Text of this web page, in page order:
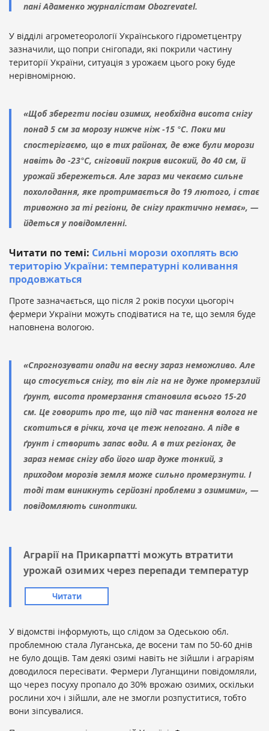
пані Адаменко журналістам Obozrevatel.
У відділі агрометеорології Українського гідрометцентру
зазначили, що попри снігопади, які покрили частину
території України, ситуація з урожаєм цього року буде
нерівномірною.
«Щоб зберегти посіви озимих, необхідна висота снігу
понад 5 см за морозу нижче ніж -15 °С. Поки ми
спостерігаємо, що в тих районах, де вже були морози
навіть до -23°C, сніговий покрив високий, до 40 см, й
урожай збережеться. Але зараз ми чекаємо сильне
похолодання, яке протримається до 19 лютого, і стає
тривожно за ті регіони, де снігу практично немає», —
йдеться у повідомленні.
Читати по темі: Сильні морози охоплять всю
територію України: температурні коливання
продовжаться
Проте зазначається, що після 2 років посухи цьогоріч
фермери України можуть сподіватися на те, що земля буде
наповнена вологою.
«Спрогнозувати опади на весну зараз неможливо. Але
що стосується снігу, то він ліг на не дуже промерзлий
ґрунт, висота промерзання становила всього 15-20
см. Це говорить про те, що під час танення волога не
скотиться в річки, хоча це теж непогано. А піде в
ґрунт і створить запас води. А в тих регіонах, де
зараз немає снігу або його шар дуже тонкий, з
приходом морозів земля може сильно промерзнути. І
тоді там виникнуть серйозні проблеми з озимими», —
повідомляють синоптики.
Аграрії на Прикарпатті можуть втратити
урожай озимих через перепади температур
Читати
У відомстві інформують, що слідом за Одеською обл.
проблемною стала Луганська, де восени там по 50-60 днів
не було дощів. Там деякі озимі навіть не зійшли і аграріям
доводилося пересівати. Фермери Луганщини повідомляли,
що через посуху пропало до 30% врожаю озимих, оскільки
рослини хоч і зійшли, але не змогли розпуститися, тобто
вони зіпсувалися.